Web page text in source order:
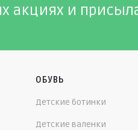
акциях и
ОБУВЬ
Детские ботинки
Детские валенки